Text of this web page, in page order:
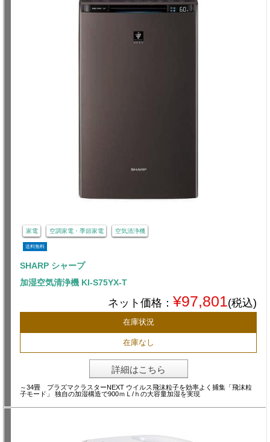
家電 空調家電・季節家電 空気清浄機
送料無料
SHARP シャープ
加湿空気清浄機 KI-S75YX-T
ネット価格： ¥97,801(税込)
在庫状況
在庫なし
詳細はこちら
～34畳 プラズマクラスターNEXT ウイルス飛沫粒子を効率よく捕集「飛沫粒
子モード」 独自の加湿構造で900ｍＬ/ｈの大容量加湿を実現